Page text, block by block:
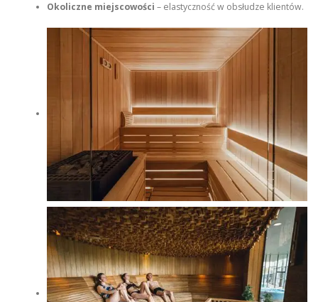
Okoliczne miejscowości – elastyczność w obsłudze klientów.